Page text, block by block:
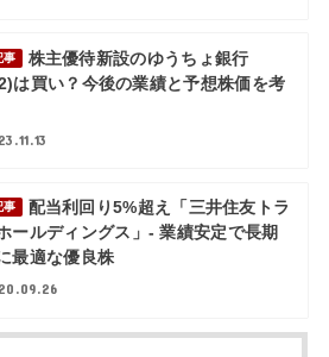
事
株主優待新設のゆうちょ銀行
は買い？今後の業績と予想株価を考
事
配当利回り5%超え「三井住友トラ
ールディングス」- 業績安定で長期
最適な優良株